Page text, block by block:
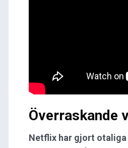
Överraskande
Netflix har gjort